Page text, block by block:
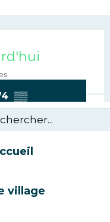
village
▒▒
nous